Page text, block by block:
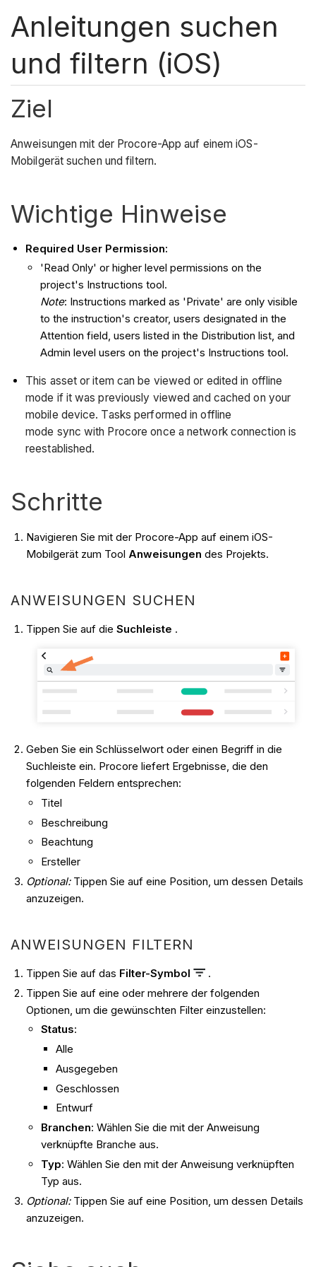
Anleitungen suchen
und filtern (iOS)
Ziel
Anweisungen mit der Procore-App auf einem iOS-
Mobilgerät suchen und filtern.
Wichtige Hinweise
Required User Permission:
'Read Only' or higher level permissions on the
project's Instructions tool.
Note: Instructions marked as 'Private' are only visible
to the instruction's creator, users designated in the
Attention field, users listed in the Distribution list, and
Admin level users on the project's Instructions tool.
This asset or item can be viewed or edited in offline
mode if it was previously viewed and cached on your
mobile device. Tasks performed in offline
mode sync with Procore once a network connection is
reestablished.
Schritte
Navigieren Sie mit der Procore-App auf einem iOS-
Mobilgerät zum Tool Anweisungendes Projekts.
ANWEISUNGEN SUCHEN
Tippen Sie auf dieSuchleiste .
Geben Sie ein Schlüsselwort oder einen Begriff in die
Suchleiste ein. Procore liefert Ergebnisse, die den
folgenden Feldern entsprechen:
Titel
Beschreibung
Beachtung
Ersteller
Optional:Tippen Sie auf eine Position, um dessen Details
anzuzeigen.
ANWEISUNGEN FILTERN
Tippen Sie auf das Filter-Symbol
.
Tippen Sie auf eine oder mehrere der folgenden
Optionen, um die gewünschten Filter einzustellen:
Status:
Alle
Ausgegeben
Geschlossen
Entwurf
Branchen: Wählen Sie die mit der Anweisung
verknüpfte Branche aus.
Typ: Wählen Sie den mit der Anweisung verknüpften
Typ aus.
Optional:Tippen Sie auf eine Position, um dessen Details
anzuzeigen.